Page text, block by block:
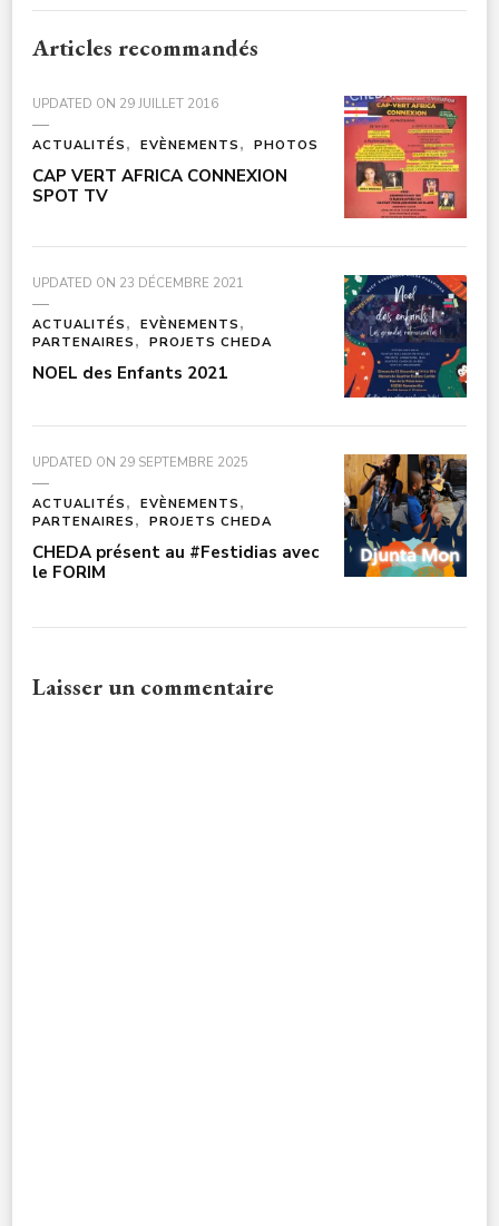
Articles recommandés
UPDATED ON 29 JUILLET 2016
ACTUALITÉS EVÈNEMENTS PHOTOS
CAP VERT AFRICA CONNEXION
SPOT TV
UPDATED ON 23 DÉCEMBRE 2021
ACTUALITÉS
EVÈNEMENTS
PARTENAIRES
PROJETS CHEDA
NOEL des Enfants 2021
UPDATED ON 29 SEPTEMBRE 2025
ACTUALITÉS
EVÈNEMENTS
PARTENAIRES
PROJETS CHEDA
CHEDA présent au #Festidias avec
le FORIM
Laisser un commentaire